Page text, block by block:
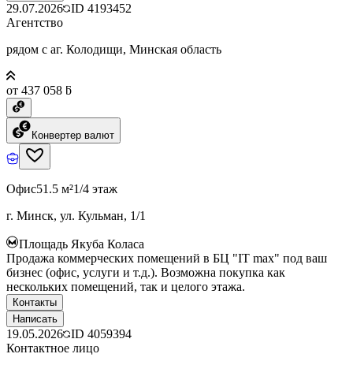
29.07.2026 ID 4193452
Агентство
рядом с аг. Колодищи, Минская область
от 437 058 ƃ
Конвертер валют
Офис51.5 м²1/4 этаж
г. Минск, ул. Кульман, 1/1
Площадь Якуба Коласа
Продажа коммерческих помещений в БЦ "IT max" под ваш
бизнес (офис, услуги и т.д.). Возможна покупка как
нескольких помещений, так и целого этажа.
Контакты
Написать
19.05.2026 ID 4059394
Контактное лицо